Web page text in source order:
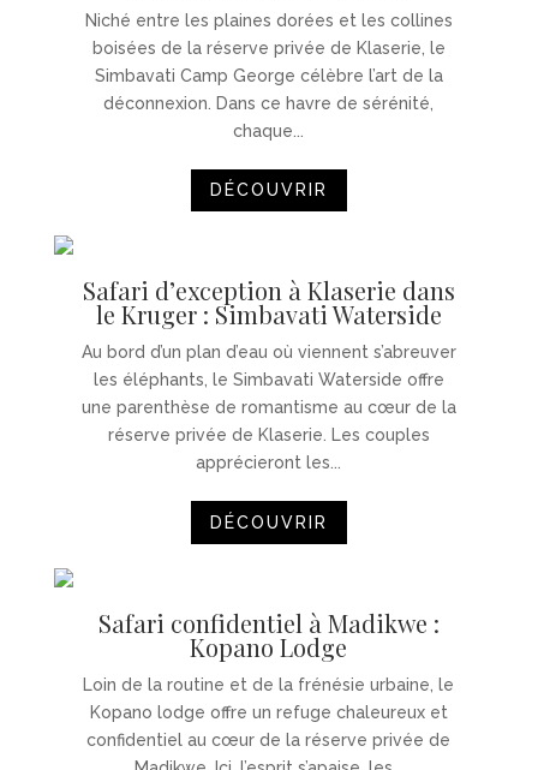
Niché entre les plaines dorées et les collines
boisées de la réserve privée de Klaserie, le
Simbavati Camp George célèbre l’art de la
déconnexion. Dans ce havre de sérénité,
chaque...
DÉCOUVRIR
Safari d’exception à Klaserie dans
le Kruger : Simbavati Waterside
Au bord d’un plan d’eau où viennent s’abreuver
les éléphants, le Simbavati Waterside offre
une parenthèse de romantisme au cœur de la
réserve privée de Klaserie. Les couples
apprécieront les...
DÉCOUVRIR
Safari confidentiel à Madikwe :
Kopano Lodge
Loin de la routine et de la frénésie urbaine, le
Kopano lodge offre un refuge chaleureux et
confidentiel au cœur de la réserve privée de